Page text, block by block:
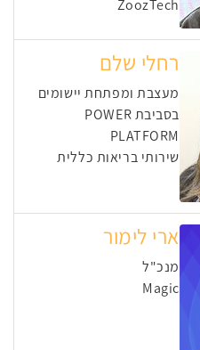
ZoozTech
רחלי שלם
מעצבת ומפתחת יישומים
בסביבת POWER
PLATFORM
שירותי בריאות כללית
ארי לימור
מנכ"ל
Magic